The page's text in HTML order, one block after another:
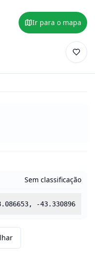
Ir para o mapa
Sem classificação
, -43.330896